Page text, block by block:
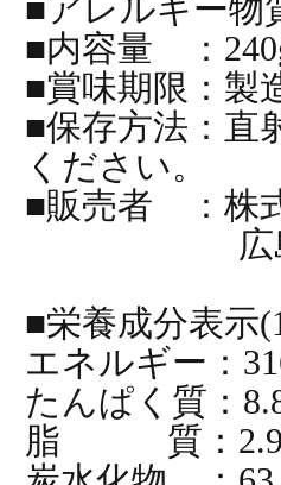
■アレルギー物
■内容量 ：
■賞味期限：製
■保存方法：直
ください。
■販売者 ：株
広島県尾
■栄養成分表示
エネルギー：
たんぱく質：
脂 質：